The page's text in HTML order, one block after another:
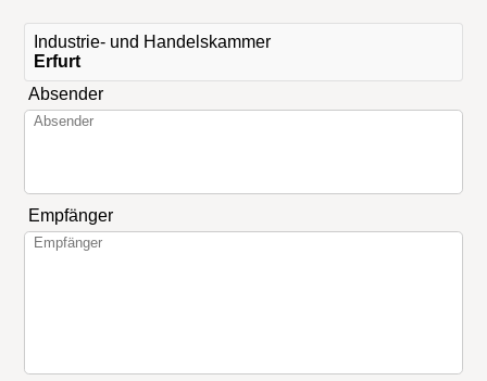
Industrie- und Handelskammer
Erfurt
Absender
Empfänger